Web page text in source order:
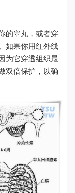
的睾丸，或者穿
如果你用红外线
为它穿透组织最
双倍保护，以确